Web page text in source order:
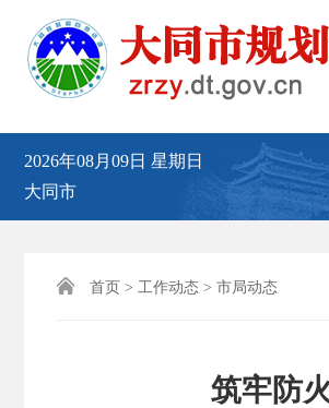
2026年08月09日 星期日
大同市
 首页 > 工作动态 > 市局动态
筑牢防